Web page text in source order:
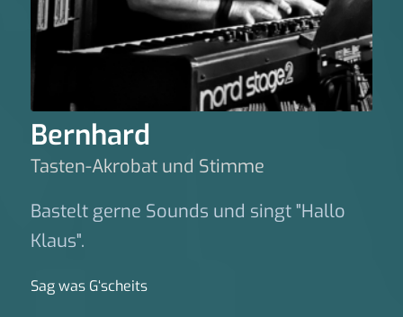
Bernhard
Tasten-Akrobat und Stimme
Bastelt gerne Sounds und singt "Hallo
Klaus".
Sag was G‘scheits